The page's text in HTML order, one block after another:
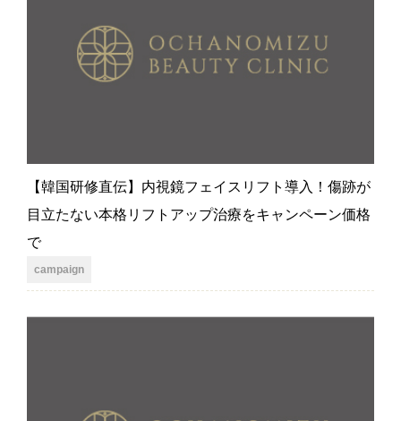
【韓国研修直伝】内視鏡フェイスリフト導入！傷跡が
目立たない本格リフトアップ治療をキャンペーン価格
で
campaign